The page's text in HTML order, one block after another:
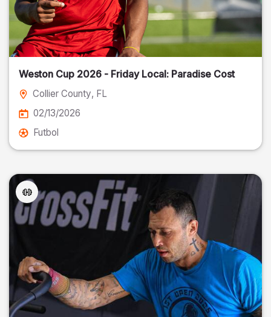
Weston Cup 2026 - Friday Local: Paradise Cost
Collier County, FL
02/13/2026
Futbol